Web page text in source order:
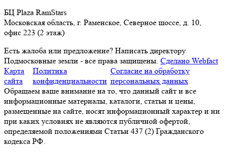
БЦ Plaza RamStars
Московская область, г. Раменское, Северное шоссе, д. 10,
офис 223 (2 этаж)
Есть жалоба или предложение? Написать директору
Подмосковные земли - все права защищены. Сделано Webfact
Карта
сайта
Политика
конфиденциальности
Согласие на обработку
персональных данных
Обращаем ваше внимание на то, что данный сайт и все
информационные материалы, каталоги, статьи и цены,
размещенные на сайте, носят информационный характер и ни
при каких условиях не являются публичной офертой,
определяемой положениями Статьи 437 (2) Гражданского
кодекса РФ.